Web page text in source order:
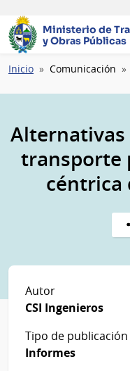
Ministerio de
y Obras Públicas
Ruta
navegación
Inicio Comunicación
Alternativas
transporte
céntrica
Autor
CSI Ingenieros
Tipo de publicación
Informes